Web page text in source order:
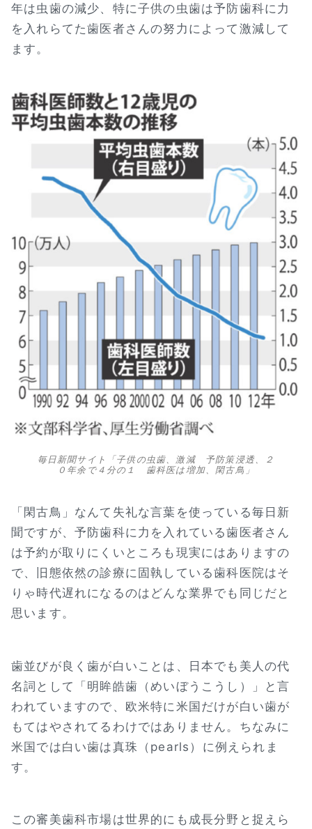
年は虫歯の減少、特に子供の虫歯は予防歯科に力
を入れらてた歯医者さんの努力によって激減して
ます。
毎日新聞サイト「子供の虫歯、激減 予防策浸透、２
０年余で４分の１ 歯科医は増加、閑古鳥」
「閑古鳥」なんて失礼な言葉を使っている毎日新
聞ですが、予防歯科に力を入れている歯医者さん
は予約が取りにくいところも現実にはありますの
で、旧態依然の診療に固執している歯科医院はそ
りゃ時代遅れになるのはどんな業界でも同じだと
思います。
歯並びが良く歯が白いことは、日本でも美人の代
名詞として「明眸皓歯（めいぼうこうし）」と言
われていますので、欧米特に米国だけが白い歯が
もてはやされてるわけではありません。ちなみに
米国では白い歯は真珠（pearls）に例えられま
す。
この審美歯科市場は世界的にも成長分野と捉えら